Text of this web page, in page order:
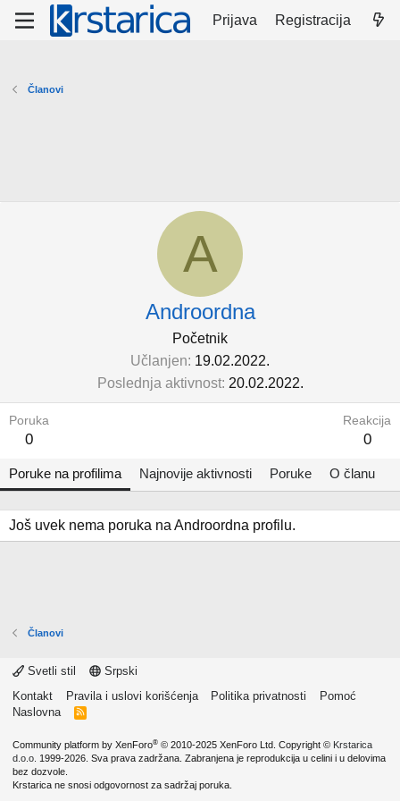
Prijava Registracija
Članovi
A
Androordna
Početnik
Učlanjen 19.02.2022.
Poslednja aktivnost 20.02.2022.
Poruka
0
Reakcija
0
Poruke na profilima Najnovije aktivnosti Poruke O članu
Još uvek nema poruka na Androordna profilu.
Članovi
Svetli stil
Srpski
Kontakt
Pravila i uslovi korišćenja Politika privatnosti
Pomoć
Naslovna
R
Community platform by XenForo® © 2010-2025 XenForo Ltd. Copyright © Krstarica
d.o.o. 1999-2026. Sva prava zadržana. Zabranjena je reprodukcija u celini i u delovima
bez dozvole.
Krstarica ne snosi odgovornost za sadržaj poruka.